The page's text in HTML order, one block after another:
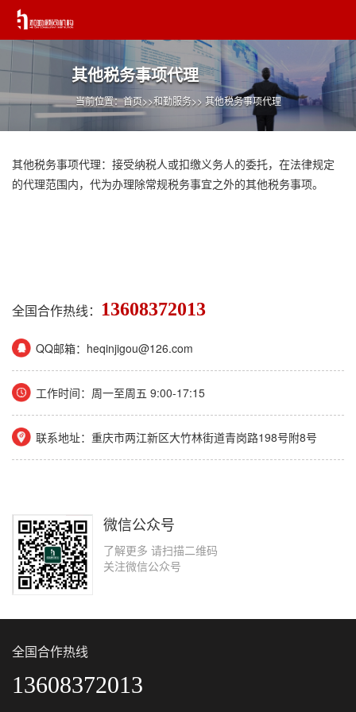
其他税务事项代理
当前位置：首页>>和勤服务>> 其他税务事项代理
其他税务事项代理：接受纳税人或扣缴义务人的委托，在法律规定
的代理范围内，代为办理除常规税务事宜之外的其他税务事项。
全国合作热线： 13608372013
QQ邮箱：heqinjigou@126.com
工作时间：周一至周五 9:00-17:15
联系地址：重庆市两江新区大竹林街道青岗路198号附8号
微信公众号
了解更多 请扫描二维码
关注微信公众号
全国合作热线
13608372013